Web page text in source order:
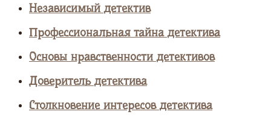
Независимый детектив
Профессиональная тайна детектива
Основы нравственности детективов
Доверитель детектива
Столкновение интересов детектива